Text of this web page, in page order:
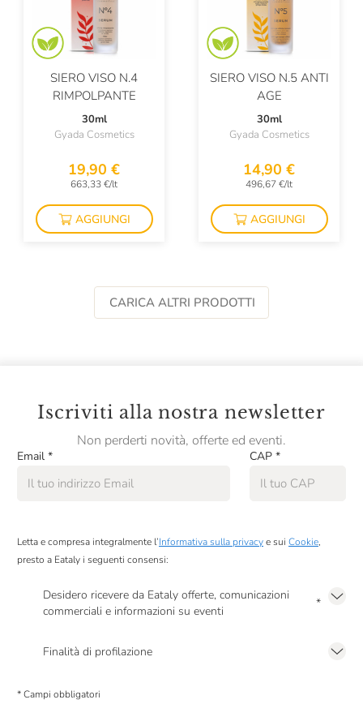
SIERO VISO N.4
RIMPOLPANTE
30ml
Gyada Cosmetics
19,90 €
663,33 €/lt
AGGIUNGI
SIERO VISO N.5 ANTI
AGE
30ml
Gyada Cosmetics
14,90 €
496,67 €/lt
AGGIUNGI
CARICA ALTRI PRODOTTI
Iscriviti alla nostra newsletter
Non perderti novità, offerte ed eventi.
Email * CAP *
Letta e compresa integralmente l’Informativa sulla privacye sui Cookie,
presto a Eataly i seguenti consensi:
Desidero ricevere da Eataly offerte, comunicazioni
commerciali e informazioni su eventi
*
Finalità di profilazione
comunicazioni commerciali personalizzate, in caso di consenso prestato ai
* Campi obbligatori